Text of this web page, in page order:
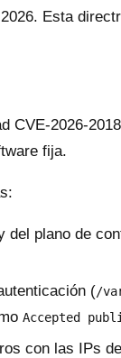
Esta
2026-
fija.
plano de
(/
Accepted
con las IPs